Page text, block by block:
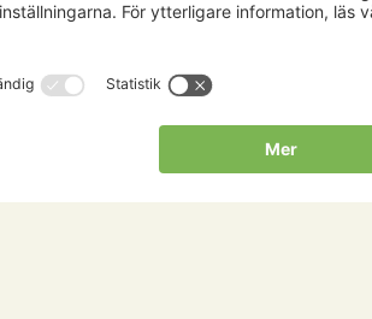
Aktuellt
Kalender
Publikationer